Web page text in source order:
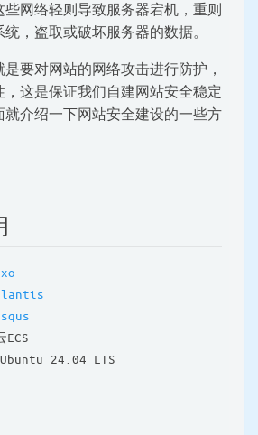
些网络轻则导致服务器宕机，重则
，盗取或破坏服务器的数据。
要对网站的网络攻击进行防护，
这是保证我们自建网站安全稳定
就介绍一下网站安全建设的一些方
24.04 LTS